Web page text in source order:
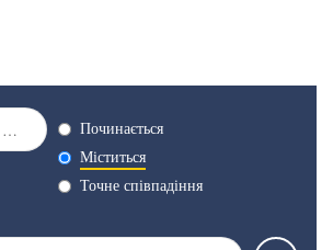
Починається
Міститься
Точне співпадіння